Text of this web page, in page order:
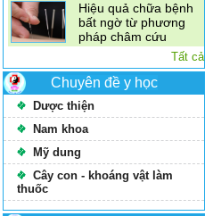
Hiệu quả chữa bệnh
bất ngờ từ phương
pháp châm cứu
Tất cả
Chuyên đề y học
Dược thiện
Nam khoa
Mỹ dung
Cây con - khoáng vật làm
thuốc